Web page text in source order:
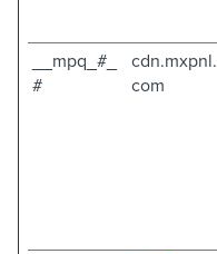
__mpq_#_
#
cdn.mxpnl.
com